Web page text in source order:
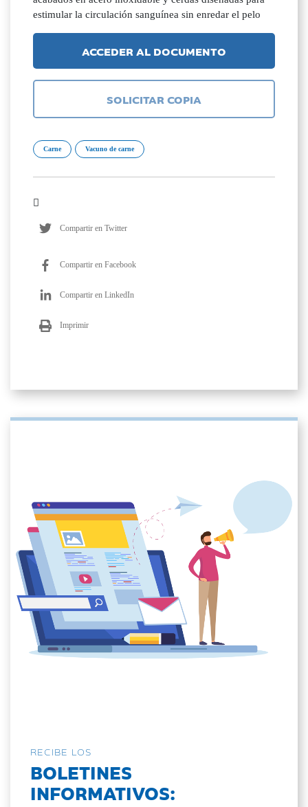
estimular la circulación sanguínea sin enredar el pelo
ACCEDER AL DOCUMENTO
SOLICITAR COPIA
Carne Vacuno de carne
Compartir en Twitter
Compartir en Facebook
Compartir en LinkedIn
Imprimir
RECIBE LOS
BOLETINES
INFORMATIVOS: